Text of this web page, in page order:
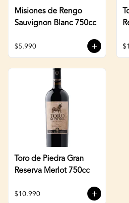
Misiones de Rengo
Sauvignon Blanc 750cc
$5.990
Toro de Piedra Gran
Reserva Merlot 750cc
$10.990